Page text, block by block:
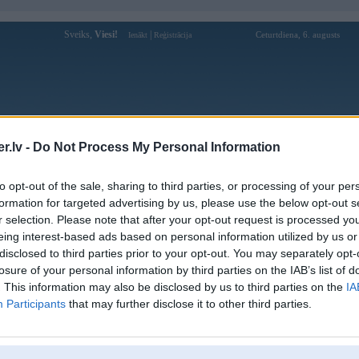
- Do Not Process My Personal Information
opt-out of the sale, sharing to third parties, or processing of your
for targeted advertising by us, please use the below opt-out
selection. Please note that after your opt-out request is processed
interest-based ads based on personal information utilized by us
to third parties prior to your opt-out. You may separately
of your personal information by third parties on the IAB’s list of
This information may also be disclosed by us to third parties on the
Participants that may further disclose it to other third parties.
Sveiks, Viesi! Ienākt Reģistrācija Ceturtdiena, 6. augusts
Forums Galerijas Reģistrācija Lietotāji
Lietotāja audreymai profils
Lietotājvārds:
audreymai
Nodarbošanās:
Audrey Mai
Ziņojumi forumā:
0
[Pēdējie ziņojumi forumā]